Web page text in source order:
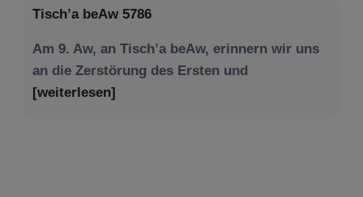
Tisch’a beAw 5786
Am 9. Aw, an Tisch’a beAw, erinnern wir uns
an die Zerstörung des Ersten und
[weiterlesen]